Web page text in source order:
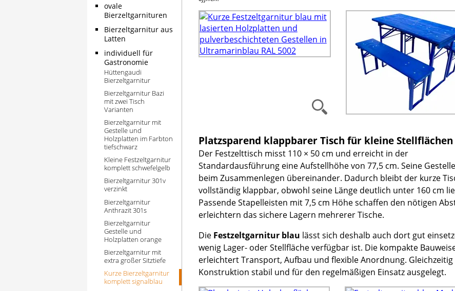
ovale
Bierzeltgarnituren
Bierzeltgarnitur aus
Latten
individuell für
Gastronomie
Hüttengaudi
Bierzeltgarnitur
Bierzeltgarnitur Bazi
mit zwei Tisch
Varianten
Bierzeltgarnitur mit
Gestelle und
Holzplatten im Farbton
tiefschwarz
Kleine Festzeltgarnitur
komplett schwefelgelb
Bierzeltgarnitur 301v
verzinkt
Bierzeltgarnitur
Anthrazit 301s
Bierzeltgarnitur
Gestelle und
Holzplatten orange
Bierzeltgarnitur mit
extra großer Sitztiefe
Kurze Bierzeltgarnitur
komplett signalblau
Platzsparend klappbarer Tisch für kleine Stellflächen
Der Festzelttisch misst 110 × 50 cm und erreicht in der
Standardausführung eine Aufstellhöhe von 77,5 cm. Seine
beim Zusammenlegen übereinander. Dadurch bleibt der kurze
vollständig klappbar, obwohl seine Länge deutlich unter 160 cm
Passende Stapelleisten mit 7,5 cm Höhe schaffen den nötigen
erleichtern das sichere Lagern mehrerer Tische.
Die Festzeltgarnitur blau lässt sich deshalb auch dort gut
wenig Lager- oder Stellfläche verfügbar ist. Die kompakte
erleichtert Transport, Aufbau und flexible Anordnung.
Konstruktion stabil und für den regelmäßigen Einsatz ausgelegt.